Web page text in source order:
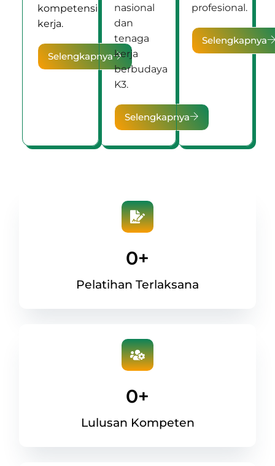
kompetensi
kerja.
Selengkapnya
nasional
dan
tenaga
kerja
berbudaya
K3.
Selengkapnya
profesional.
Selengkapnya
0+
Pelatihan Terlaksana
0+
Lulusan Kompeten